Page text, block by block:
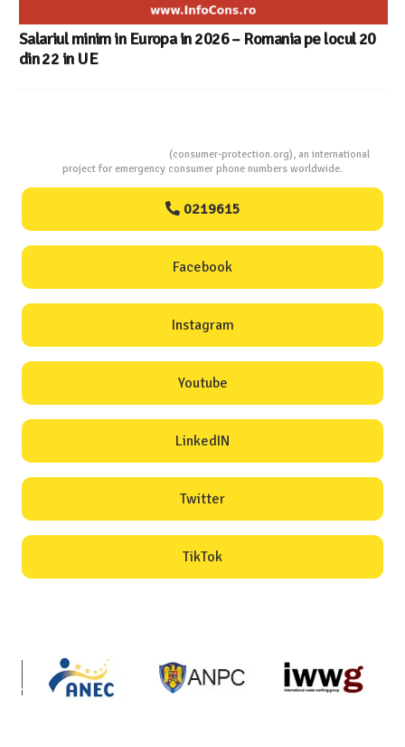
20
(consumer-protection.org), an international
project for emergency consumer phone numbers worldwide.
0219615
Facebook
Instagram
Youtube
LinkedIN
Twitter
TikTok